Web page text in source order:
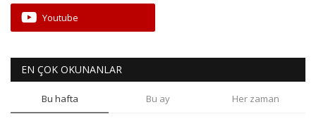
Youtube
EN ÇOK OKUNANLAR
Bu hafta Bu ay Her zaman